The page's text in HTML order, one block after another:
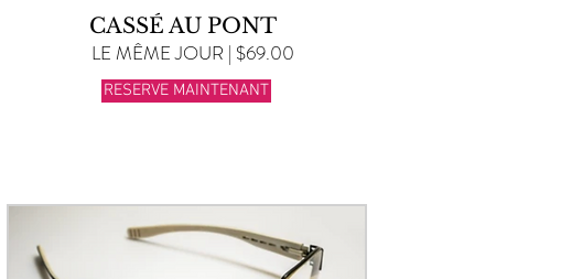
CASSÉ AU PONT
LE MÊME JOUR | $69.00
RESERVE MAINTENANT